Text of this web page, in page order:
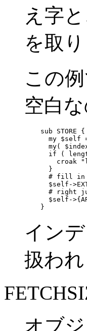
え字
を取り
この例
空白
    sub STORE {
my $self
my(
if (
croak
      }
# fill in
$self-
# right
$self-
    }
イン
扱われ
オブ